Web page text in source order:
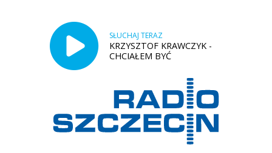
SŁUCHAJ TERAZ
KRZYSZTOF KRAWCZYK -
CHCIAŁEM BYĆ